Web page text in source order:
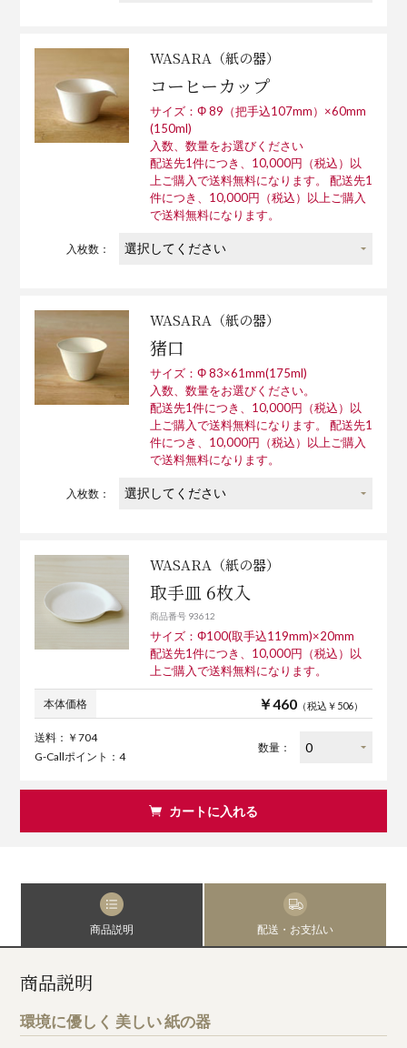
WASARA（紙の器）
コーヒーカップ
サイズ：Φ 89（把手込107mm）×60mm
(150ml)
入数、数量をお選びください
配送先1件につき、10,000円（税込）以
上ご購入で送料無料になります。 配送先1
件につき、10,000円（税込）以上ご購入
で送料無料になります。
入枚数：
WASARA（紙の器）
猪口
サイズ：Φ 83×61mm(175ml)
入数、数量をお選びください。
配送先1件につき、10,000円（税込）以
上ご購入で送料無料になります。 配送先1
件につき、10,000円（税込）以上ご購入
で送料無料になります。
入枚数：
WASARA（紙の器）
取手皿 6枚入
商品番号 93612
サイズ：Φ100(取手込119mm)×20mm
配送先1件につき、10,000円（税込）以
上ご購入で送料無料になります。
本体価格 ￥460（税込￥506）
送料：￥704
G-Callポイント：4
数量：
カートに入れる
商品説明 配送・お支払い
商品説明
環境に優しく 美しい 紙の器